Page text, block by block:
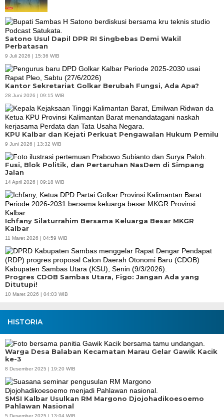
Satono Usul Dapil DPR RI Singbebas Demi Wakil
Perbatasan
9 Juli 2026 | 15:36 WIB
Kantor Sekretariat Golkar Berubah Fungsi, Ada Apa?
28 Juni 2026 | 09:15 WIB
KPU Kalbar dan Kejati Perkuat Pengawalan Hukum Pemilu
9 Juni 2026 | 13:32 WIB
Fusi, Blok Politik, dan Pertaruhan NasDem di Simpang
Jalan
14 April 2026 | 09:18 WIB
Ichfany Silaturrahim Bersama Keluarga Besar MKGR
Kalbar
11 Maret 2026 | 04:59 WIB
Progres CDOB Sambas Utara, Figo: Jangan Ada yang
Ditutupi!
10 Maret 2026 | 04:03 WIB
HISTORIA
Warga Desa Balaban Kecamatan Marau Gelar Gawik Kacik
ke-3
8 Desember 2025 | 19:20 WIB
SMSI Kalbar Usulkan RM Margono Djojohadikoesoemo
Pahlawan Nasional
5 Desember 2025 | 13:04 WIB